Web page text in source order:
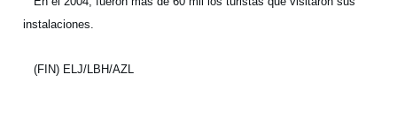
instalaciones.
(FIN) ELJ/LBH/AZL